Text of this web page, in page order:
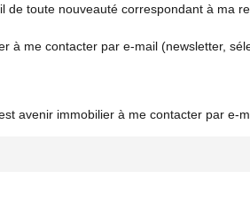
de toute nouveauté correspondant à ma
à me contacter par e-mail (newsletter,
avenir immobilier à me contacter par e-